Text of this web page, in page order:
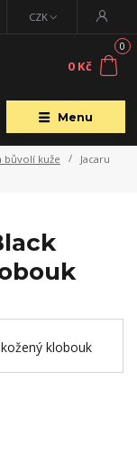
Menu
CZK
0
0 Kč
bůvolí kuže
Jacaru